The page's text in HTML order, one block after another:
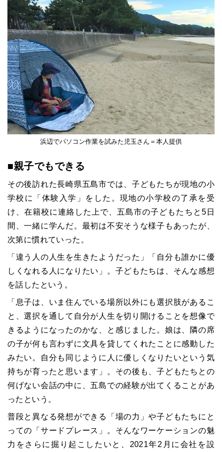
浜辺でパソコン作業を試みた児玉さん＝本人提供
■親子でもできる
その後訪れた長崎県五島市では、子どもたちが現地の小
学校に「体験入学」をした。現地の小学校の了承を受
け、在籍校に連絡した上で、五島市の子どもたちと5日
間、一緒に学んだ。最初は不安そうな様子もあったが、
次第に慣れていった。
「違う人の人生を生きたようだった」「自分も誰かに優
しくなれる人になりたい」。子どもたちは、そんな感想
を話したという。
「息子は、いま住んでいる場所以外にも選択肢があるこ
と、選択を通して自分が人生を切り開けることを想像で
きるようになったのかな、と感じました。娘は、隣の席
の子が何も言わずに文具を貸してくれたことに感動した
みたい。自分も同じように人に優しくなりたいという気
持ちが育ったと思います」。その後も、子どもたちとの
何げない会話の中に、五島での経験が出てくることがあ
ったという。
普段と異なる発想ができる「場の力」や子どもたちにと
っての「サードプレース」。そんなワーケーションの魅
力をさらに掘り起こしたいと、2021年2月に会社を設